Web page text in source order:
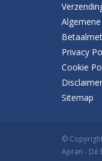
Privacy
Cookie
Disclaimer
Sitemap
©
Apran - Dé